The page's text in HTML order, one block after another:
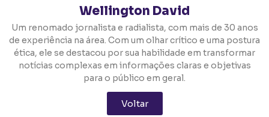
Wellington David
Um renomado jornalista e radialista, com mais de 30 anos
de experiência na área. Com um olhar crítico e uma postura
ética, ele se destacou por sua habilidade em transformar
notícias complexas em informações claras e objetivas
para o público em geral.
Voltar